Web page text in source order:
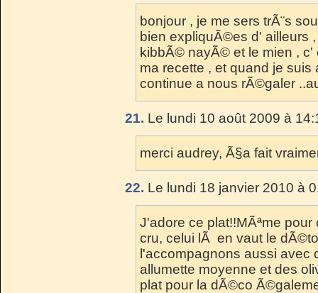
bonjour , je me sers trÃ¨s
bien expliquÃ©es d' ailleurs
kibbÃ© nayÃ© et le mien , c'
ma recette , et quand je suis
continue a nous rÃ©galer
21. Le lundi 10 août 2009 à
merci audrey, Ã§a fait
22. Le lundi 18 janvier 2010 à
J'adore ce plat!!MÃªme
cru, celui lÃ en vaut le
l'accompagnons aussi avec
allumette moyenne et des
plat pour la dÃ©co